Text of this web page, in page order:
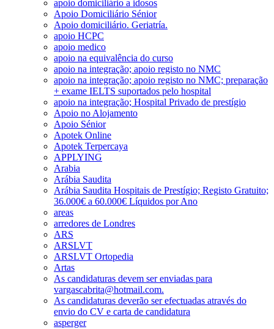
apoio domiciliário a idosos
Apoio Domiciliário Sénior
Apoio domiciliário. Geriatría.
apoio HCPC
apoio medico
apoio na equivalência do curso
apoio na integração; apoio registo no NMC
apoio na integração; apoio registo no NMC; preparação
+ exame IELTS suportados pelo hospital
apoio na integração; Hospital Privado de prestígio
Apoio no Alojamento
Apoio Sénior
Apotek Online
Apotek Terpercaya
APPLYING
Arabia
Arábia Saudita
Arábia Saudita Hospitais de Prestígio; Registo Gratuito;
36.000€ a 60.000€ Líquidos por Ano
areas
arredores de Londres
ARS
ARSLVT
ARSLVT Ortopedia
Artas
As candidaturas devem ser enviadas para
vargascabrita@hotmail.com.
As candidaturas deverão ser efectuadas através do
envio do CV e carta de candidatura
asperger